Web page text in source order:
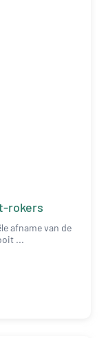
rokers
afname van de
...